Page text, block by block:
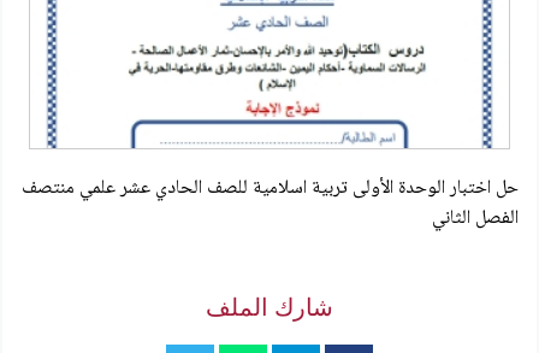
حل اختبار الوحدة الأولى تربية اسلامية للصف الحادي عشر علمي منتصف
الفصل الثاني
شارك الملف